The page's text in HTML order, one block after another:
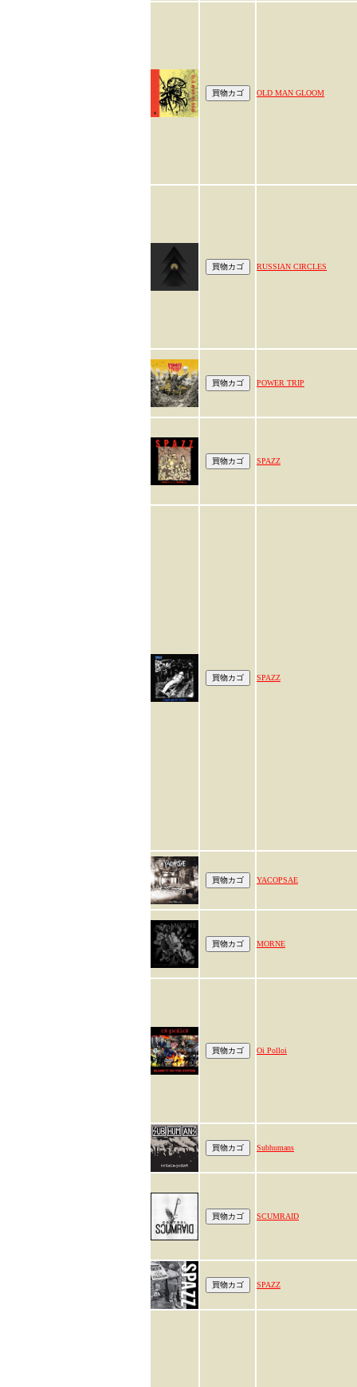
OLD MAN GLOOM
RUSSIAN CIRCLES
POWER TRIP
SPAZZ
SPAZZ
YACOPSAE
MORNE
Oi Polloi
Subhumans
SCUMRAID
SPAZZ